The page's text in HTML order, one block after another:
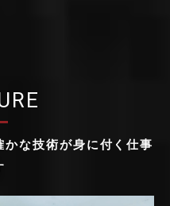
な技術が身に付く仕事